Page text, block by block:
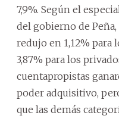
7,9%. Según el
del gobierno de
redujo en 1,12% para
3,87% para los
cuentapropistas
poder adquisitivo,
que las demás